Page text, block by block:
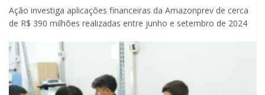
Ação investiga aplicações financeiras da Amazonprev de cerca
de R$ 390 milhões realizadas entre junho e setembro de 2024